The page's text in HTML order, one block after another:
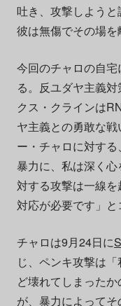
吐き、攻撃しようと
彼は無傷でその場を
今回のチャロの自
る。反ユダヤ主義
クス・クラインは
ヤ主義との勇敢な
ー・チャロに対す
暴力に、私は深く
対する攻撃は一線
対応が必要です」と
チャロは9月24日に
じ、ペンキ攻撃は
ど壊れてしまった
が、暴力によって